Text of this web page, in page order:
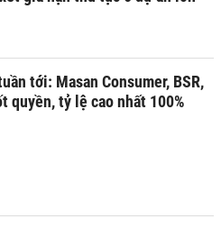
tới: Masan Consumer, BSR,
quyền, tỷ lệ cao nhất 100%